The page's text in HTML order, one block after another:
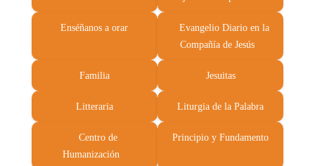
Enséñanos a orar
Evangelio Diario en la
Compañía de Jesús
Familia Jesuitas
Litteraria Liturgia de la Palabra
Centro de
Humanización
Principio y Fundamento